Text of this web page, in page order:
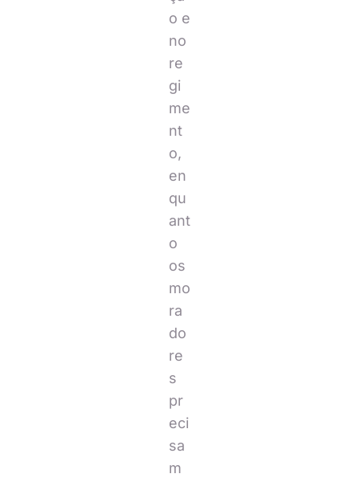
o e
no
re
gi
me
nt
o,
en
qu
ant
o
os
mo
ra
do
re
s
pr
eci
sa
m